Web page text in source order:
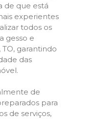
de que está
experientes
todos os
gesso e
garantindo
das
de
para
de serviços,